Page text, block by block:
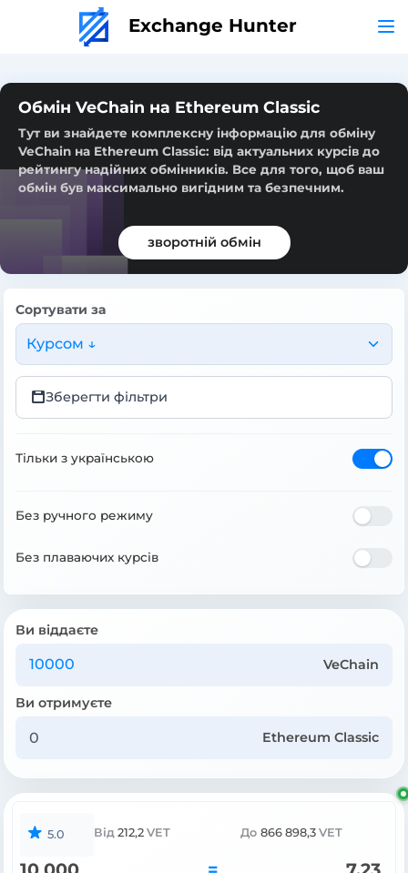
Exchange Hunter
Обмін VeChain на Ethereum Classic
Тут ви знайдете комплексну інформацію для обміну
VeChain на Ethereum Classic: від актуальних курсів до
рейтингу надійних обмінників. Все для того, щоб ваш
обмін був максимально вигідним та безпечним.
зворотній обмін
Сортувати за
Курсом ↓
Зберегти фільтри
Тільки з українською
Без ручного режиму
Без плаваючих курсів
Ви віддаєте
VeChain
Ви отримуєте
Ethereum Classic
5.0 Від 212,2 VET До 866 898,3 VET